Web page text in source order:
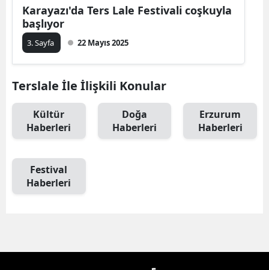
Karayazı'da Ters Lale Festivali coşkuyla
başlıyor
3. Sayfa 22 Mayıs 2025
Terslale İle İlişkili Konular
Kültür
Haberleri
Doğa
Haberleri
Erzurum
Haberleri
Festival
Haberleri